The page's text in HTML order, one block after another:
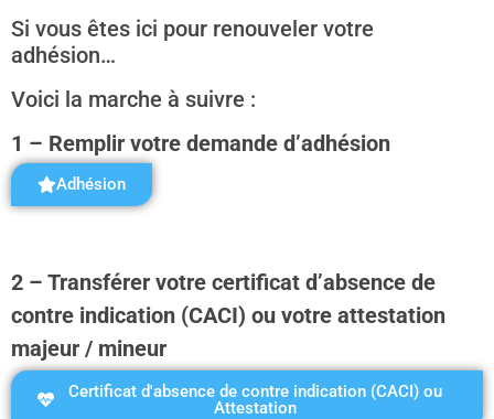
Si vous êtes ici pour renouveler votre
adhésion…
Voici la marche à suivre :
1 – Remplir votre demande d’adhésion
Adhésion
2 – Transférer votre certificat d’absence de
contre indication (CACI) ou votre attestation
majeur / mineur
Certificat d'absence de contre indication (CACI) ou
Attestation